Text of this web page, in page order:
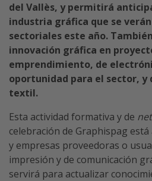
del Vallès, y permitirá
industria gráfica que se
sectoriales este año.
innovación gráfica en
emprendimiento, de
oportunidad para el sector, y
textil.
Esta actividad formativa y de
celebración de Graphispag
y empresas proveedoras o
impresión y de comunicación
servirá para actualizar